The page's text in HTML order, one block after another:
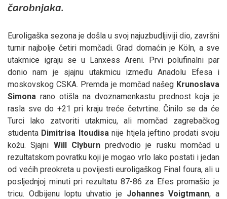
čarobnjaka.
Euroligaška sezona je došla u svoj najuzbudljiviji dio, završni
turnir najbolje četiri momčadi. Grad domaćin je Köln, a sve
utakmice igraju se u Lanxess Areni. Prvi polufinalni par
donio nam je sjajnu utakmicu između Anadolu Efesa i
moskovskog CSKA. Premda je momčad našeg Krunoslava
Simona rano otišla na dvoznamenkastu prednost koja je
rasla sve do +21 pri kraju treće četvrtine. Činilo se da će
Turci lako zatvoriti utakmicu, ali momčad zagrebačkog
studenta Dimitrisa Itoudisanije htjela jeftino prodati svoju
kožu. Sjajni Will Clyburnpredvodio je rusku momčad u
rezultatskom povratku koji je mogao vrlo lako postati i jedan
od većih preokreta u povijesti euroligaškog Final foura, ali u
posljednjoj minuti pri rezultatu 87-86 za Efes promašio je
tricu. Odbijenu loptu uhvatio je Johannes Voigtmann, a